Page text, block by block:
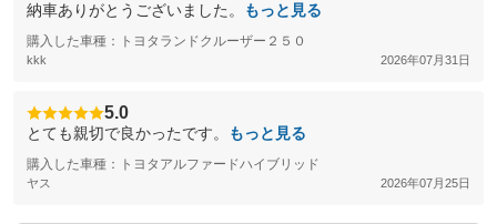
納車ありがとうございました。 もっと見る
購入した車種：トヨタランドクルーザー２５０
kkk 2026年07月31日
5.0
とても親切で良かったです。 もっと見る
購入した車種：トヨタアルファードハイブリッド
ヤス 2026年07月25日